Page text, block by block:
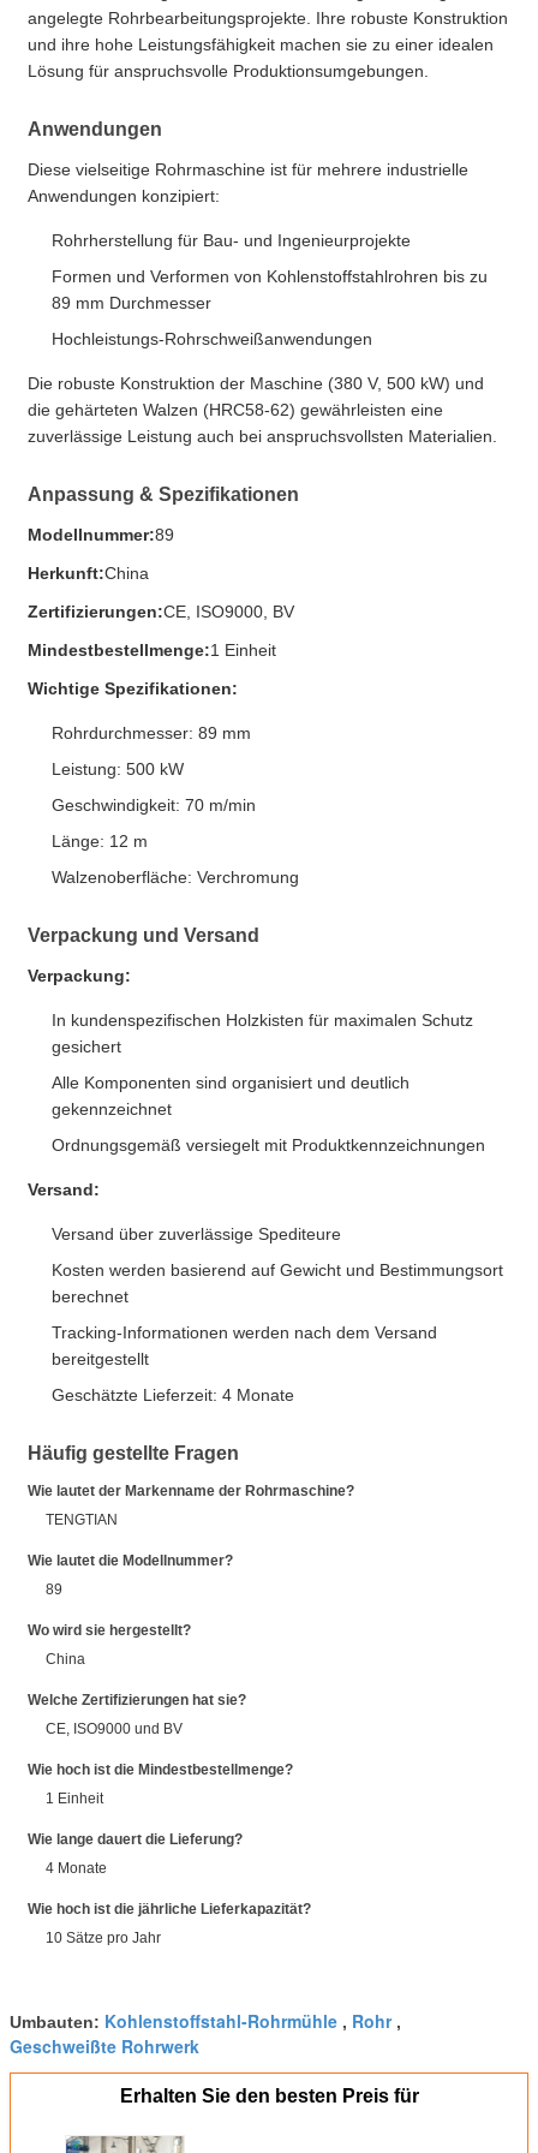
angelegte Rohrbearbeitungsprojekte. Ihre robuste Konstruktion
und ihre hohe Leistungsfähigkeit machen sie zu einer idealen
Lösung für anspruchsvolle Produktionsumgebungen.
Anwendungen
Diese vielseitige Rohrmaschine ist für mehrere industrielle
Anwendungen konzipiert:
Rohrherstellung für Bau- und Ingenieurprojekte
Formen und Verformen von Kohlenstoffstahlrohren bis zu
89 mm Durchmesser
Hochleistungs-Rohrschweißanwendungen
Die robuste Konstruktion der Maschine (380 V, 500 kW) und
die gehärteten Walzen (HRC58-62) gewährleisten eine
zuverlässige Leistung auch bei anspruchsvollsten Materialien.
Anpassung & Spezifikationen
Modellnummer:89
Herkunft:China
Zertifizierungen:CE, ISO9000, BV
Mindestbestellmenge:1 Einheit
Wichtige Spezifikationen:
Rohrdurchmesser: 89 mm
Leistung: 500 kW
Geschwindigkeit: 70 m/min
Länge: 12 m
Walzenoberfläche: Verchromung
Verpackung und Versand
Verpackung:
In kundenspezifischen Holzkisten für maximalen Schutz
gesichert
Alle Komponenten sind organisiert und deutlich
gekennzeichnet
Ordnungsgemäß versiegelt mit Produktkennzeichnungen
Versand:
Versand über zuverlässige Spediteure
Kosten werden basierend auf Gewicht und Bestimmungsort
berechnet
Tracking-Informationen werden nach dem Versand
bereitgestellt
Geschätzte Lieferzeit: 4 Monate
Häufig gestellte Fragen
Wie lautet der Markenname der Rohrmaschine?
TENGTIAN
Wie lautet die Modellnummer?
89
Wo wird sie hergestellt?
China
Welche Zertifizierungen hat sie?
CE, ISO9000 und BV
Wie hoch ist die Mindestbestellmenge?
1 Einheit
Wie lange dauert die Lieferung?
4 Monate
Wie hoch ist die jährliche Lieferkapazität?
10 Sätze pro Jahr
Umbauten: Kohlenstoffstahl-Rohrmühle , Rohr,
Geschweißte Rohrwerk
Erhalten Sie den besten Preis für